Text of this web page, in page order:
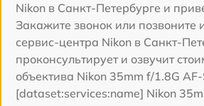
Nikon в Санкт-Петербурге и
Закажите звонок или позвоните
сервис-центра Nikon в Санкт-
проконсультирует и озвучит
объектива Nikon 35mm f/1.8G
[dataset:services:name] Nikon